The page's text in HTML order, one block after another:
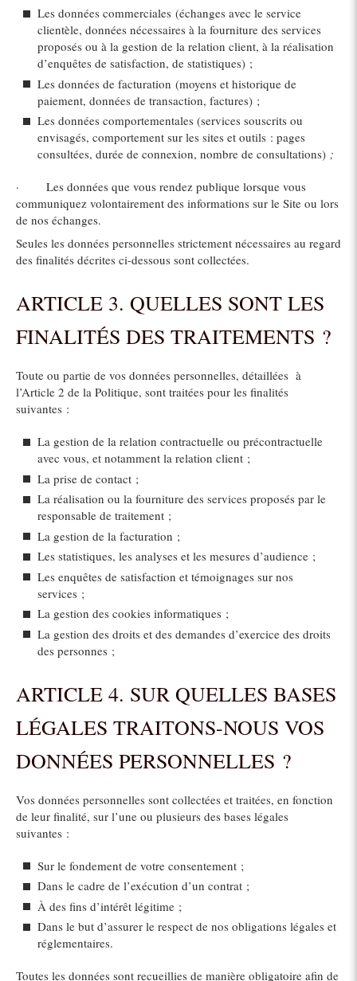
Les données commerciales (échanges avec le service
clientèle, données nécessaires à la fourniture des services
proposés ou à la gestion de la relation client, à la réalisation
d’enquêtes de satisfaction, de statistiques) ;
Les données de facturation (moyens et historique de
paiement, données de transaction, factures) ;
Les données comportementales (services souscrits ou
envisagés, comportement sur les sites et outils : pages
consultées, durée de connexion, nombre de consultations) ;
· Les données que vous rendez publique lorsque vous
communiquez volontairement des informations sur le Site ou lors
de nos échanges.
Seules les données personnelles strictement nécessaires au regard
des finalités décrites ci-dessous sont collectées.
ARTICLE 3. QUELLES SONT LES
FINALITÉS DES TRAITEMENTS ?
Toute ou partie de vos données personnelles, détaillées à
l’Article 2 de la Politique, sont traitées pour les finalités
suivantes :
La gestion de la relation contractuelle ou précontractuelle
avec vous, et notamment la relation client ;
La prise de contact ;
La réalisation ou la fourniture des services proposés par le
responsable de traitement ;
La gestion de la facturation ;
Les statistiques, les analyses et les mesures d’audience ;
Les enquêtes de satisfaction et témoignages sur nos
services ;
La gestion des cookies informatiques ;
La gestion des droits et des demandes d’exercice des droits
des personnes ;
ARTICLE 4. SUR QUELLES BASES
LÉGALES TRAITONS-NOUS VOS
DONNÉES PERSONNELLES ?
Vos données personnelles sont collectées et traitées, en fonction
de leur finalité, sur l’une ou plusieurs des bases légales
suivantes :
Sur le fondement de votre consentement ;
Dans le cadre de l’exécution d’un contrat ;
À des fins d’intérêt légitime ;
Dans le but d’assurer le respect de nos obligations légales et
réglementaires.
Toutes les données sont recueillies de manière obligatoire afin de